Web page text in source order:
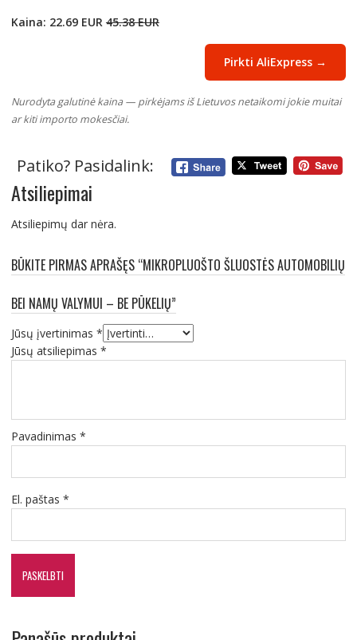
Kaina: 22.69 EUR 45.38 EUR
Pirkti AliExpress →
Nurodyta galutinė kaina — pirkėjams iš Lietuvos netaikomi jokie muitai
ar kiti importo mokesčiai.
Patiko? Pasidalink:
Atsiliepimai
Atsiliepimų dar nėra.
BŪKITE PIRMAS APRAŠĘS “MIKROPLUOŠTO ŠLUOSTĖS AUTOMOBILIŲ
BEI NAMŲ VALYMUI – BE PŪKELIŲ”
Jūsų įvertinimas *
Jūsų atsiliepimas *
Pavadinimas *
El. paštas *